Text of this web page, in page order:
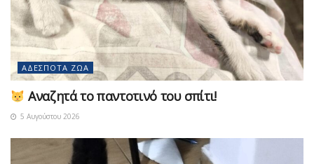
ΑΔΈΣΠΟΤΑ ΖΏΑ
Αναζητά το παντοτινό του σπίτι!
5 Αυγούστου 2026